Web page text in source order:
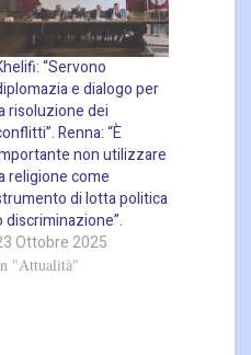
“Servono
e dialogo per
risoluzione dei
Renna: “È
non utilizzare
religione come
di lotta politica
discriminazione”.
Ottobre 2025
"Attualità"